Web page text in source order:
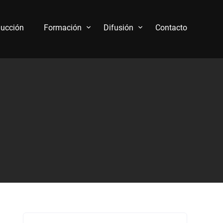
Formación Difusión Contacto